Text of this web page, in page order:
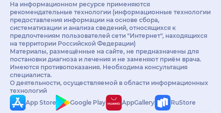
На информационном ресурсе применяются
рекомендательные технологии (информационные технологии
предоставления информации на основе сбора,
систематизации и анализа сведений, относящихся к
предпочтениям пользователей сети "Интернет", находящихся
на территории Российской Федерации)
Материалы, размещённые на сайте, не предназначены для
постановки диагноза и лечения и не заменяют приём врача.
Имеются противопоказания. Необходима консультация
специалиста.
О деятельности, осуществляемой в области информационных
технологий
App Store
Google Play AppGallery RuStore